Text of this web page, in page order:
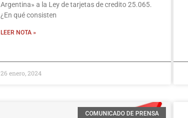
Argentina» a la Ley de tarjetas de credito 25.065.
¿En qué consisten
LEER NOTA »
26 enero, 2024
COMUNICADO DE PRENSA